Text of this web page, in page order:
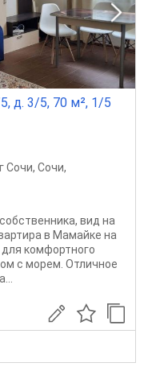
д. 3/5, 70 м², 1/5
Сочи, Сочи,
вид на
в Мамайке на
комфортного
с морем. Отличное